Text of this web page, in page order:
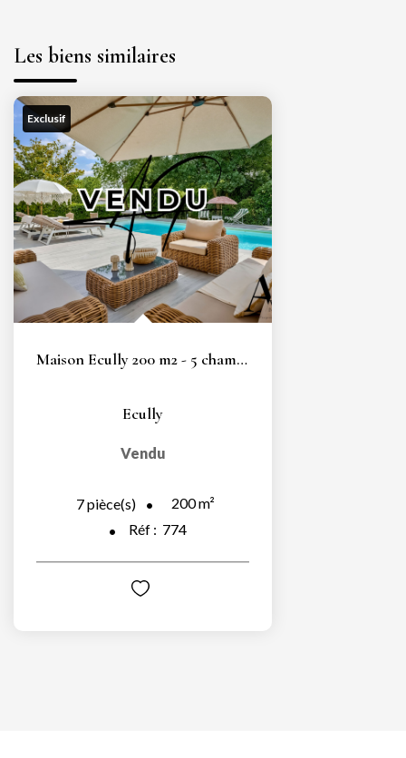
Les biens similaires
Exclusif
Maison Ecully 200 m2 - 5 chambres - climatisée - piscine -...
Ecully
Vendu
7pièce(s) 200m²
Réf : 774